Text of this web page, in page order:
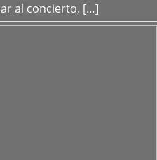
al concierto, […]